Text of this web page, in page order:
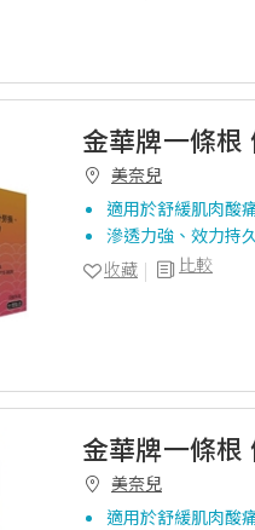
金華牌一條根
美奈兒
適用於舒緩肌肉酸
滲透力強、效力持久
比較
收藏
金華牌一條根
美奈兒
適用於舒緩肌肉酸